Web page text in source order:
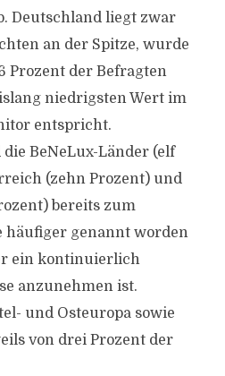
Deutschland liegt zwar
an der Spitze, wurde
Prozent der Befragten
niedrigsten Wert im
entspricht.
BeNeLux-Länder (elf
(zehn Prozent) und
bereits zum
häufiger genannt worden
ein kontinuierlich
anzunehmen ist.
und Osteuropa sowie
von drei Prozent der